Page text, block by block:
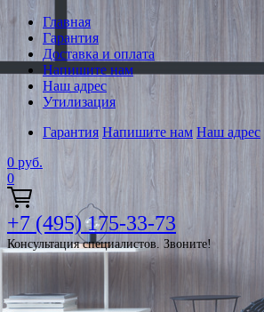
Главная
Гарантия
Доставка и оплата
Напишите нам
Наш адрес
Утилизация
Гарантия Напишите нам Наш адрес
0 руб.
0
+7 (495) 175-33-73
Консультация специалистов. Звоните!